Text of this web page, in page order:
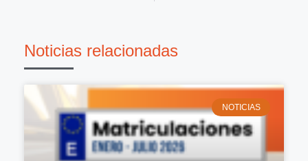
Noticias relacionadas
NOTICIAS